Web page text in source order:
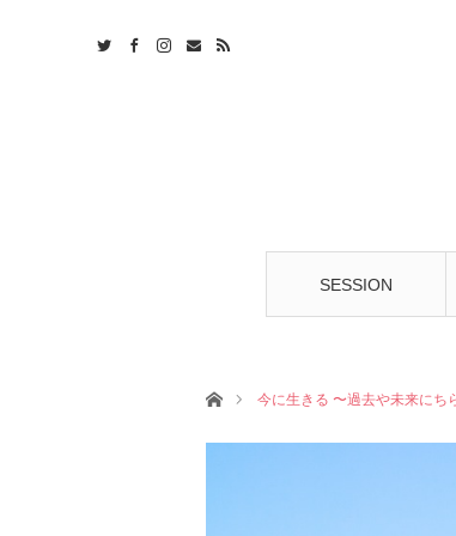
SESSION
ホーム今に生きる 〜過去や未来にち